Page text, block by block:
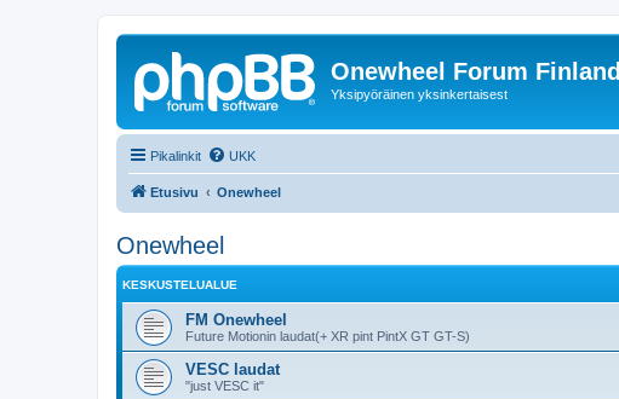
Onewheel Forum Finland
Yksipyöräinen yksinkertaisest
Pikalinkit UKK
Etusivu Onewheel
Onewheel
KESKUSTELUALUE
FM Onewheel
Future Motionin laudat(+ XR pint PintX GT GT-S)
VESC laudat
"just VESC it"